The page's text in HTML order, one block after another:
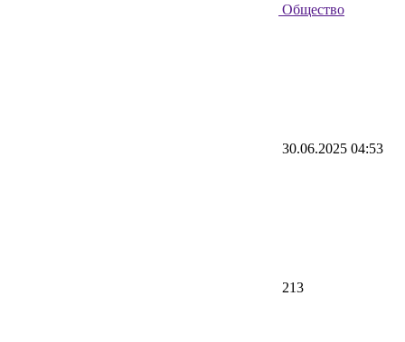
Общество
30.06.2025 04:53
213